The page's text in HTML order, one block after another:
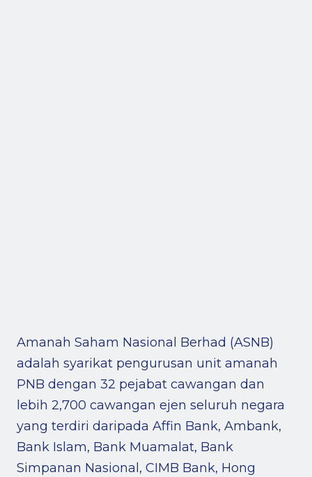
Amanah Saham Nasional Berhad (ASNB)
adalah syarikat pengurusan unit amanah
PNB dengan 32 pejabat cawangan dan
lebih 2,700 cawangan ejen seluruh negara
yang terdiri daripada Affin Bank, Ambank,
Bank Islam, Bank Muamalat, Bank
Simpanan Nasional, CIMB Bank, Hong